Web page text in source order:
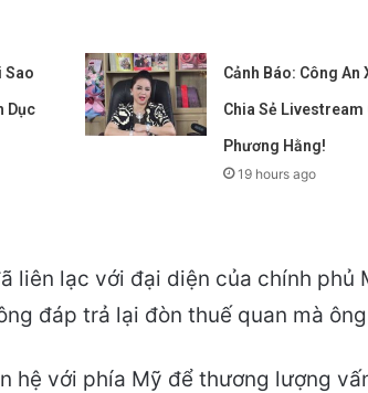
Sao
Dục
Cảnh Báo: Công An
Chia Sẻ Livestream
Phương Hằng!
19 hours ago
liên lạc với đại diện của chính phủ
đáp trả lại đòn thuế quan mà
hệ với phía Mỹ để thương lượng